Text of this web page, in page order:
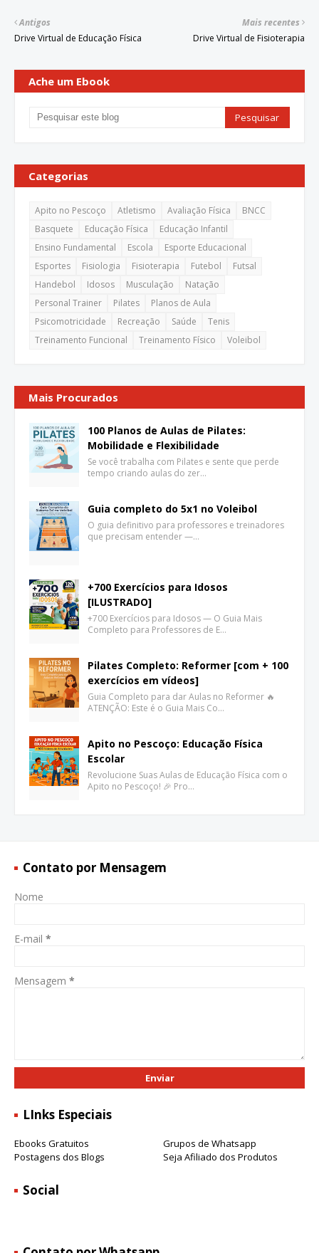
Mais recentes
Drive Virtual de Fisioterapia
Antigos
Drive Virtual de Educação Física
Ache um Ebook
Categorias
Apito no Pescoço Atletismo Avaliação Física
BNCC
Basquete
Educação Física
Educação Infantil
Ensino Fundamental
Escola
Esporte Educacional
Esportes
Fisiologia Fisioterapia Futebol
Futsal
Handebol
Idosos Musculação
Natação
Personal Trainer
Pilates
Planos de Aula
Psicomotricidade
Recreação Saúde
Tenis
Treinamento Funcional
Treinamento Físico Voleibol
Mais Procurados
100 Planos de Aulas de Pilates:
Mobilidade e Flexibilidade
Se você trabalha com Pilates e sente que perde
tempo criando aulas do zer…
Guia completo do 5x1 no Voleibol
O guia definitivo para professores e treinadores
que precisam entender —…
+700 Exercícios para Idosos
[ILUSTRADO]
+700 Exercícios para Idosos — O Guia Mais
Completo para Professores de E…
Pilates Completo: Reformer [com + 100
exercícios em vídeos]
Guia Completo para dar Aulas no Reformer 🔥
ATENÇÃO: Este é o Guia Mais Co…
Apito no Pescoço: Educação Física
Escolar
Revolucione Suas Aulas de Educação Física com o
Apito no Pescoço! 🎉 Pro…
Contato por Mensagem
Nome
E-mail *
Mensagem *
LInks Especiais
Ebooks Gratuitos
Grupos de Whatsapp
Postagens dos Blogs
Seja Afiliado dos Produtos
Social